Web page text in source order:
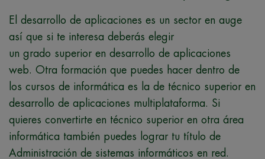
El desarrollo de aplicaciones es un sector en auge
así que si te interesa deberás elegir
un grado superior en desarrollo de aplicaciones
web. Otra formación que puedes hacer dentro de
los cursos de informática es la de técnico superior en
desarrollo de aplicaciones multiplataforma. Si
quieres convertirte en técnico superior en otra área
informática también puedes lograr tu título de
Administración de sistemas informáticos en red.